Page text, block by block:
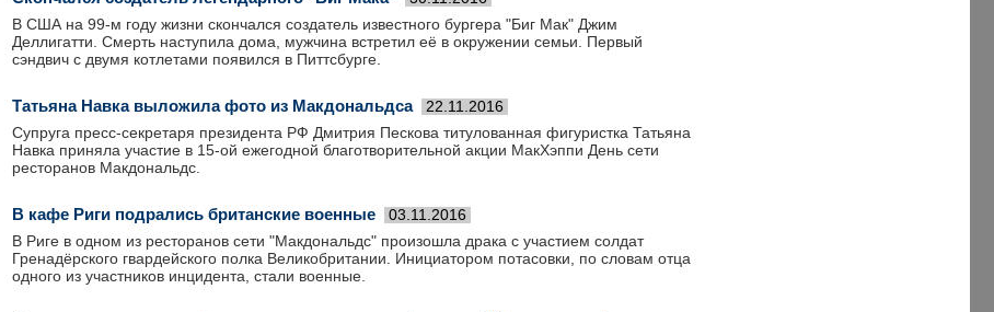
В США на 99-м году жизни скончался создатель известного бургера "Биг Мак" Джим
Деллигатти. Смерть наступила дома, мужчина встретил её в окружении семьи. Первый
сэндвич с двумя котлетами появился в Питтсбурге.
Татьяна Навка выложила фото из Макдональдса 22.11.2016
Супруга пресс-секретаря президента РФ Дмитрия Пескова титулованная фигуристка Татьяна
Навка приняла участие в 15-ой ежегодной благотворительной акции МакХэппи День сети
ресторанов Макдональдс.
В кафе Риги подрались британские военные 03.11.2016
В Риге в одном из ресторанов сети "Макдональдс" произошла драка с участием солдат
Гренадёрского гвардейского полка Великобритании. Инициатором потасовки, по словам отца
одного из участников инцидента, стали военные.